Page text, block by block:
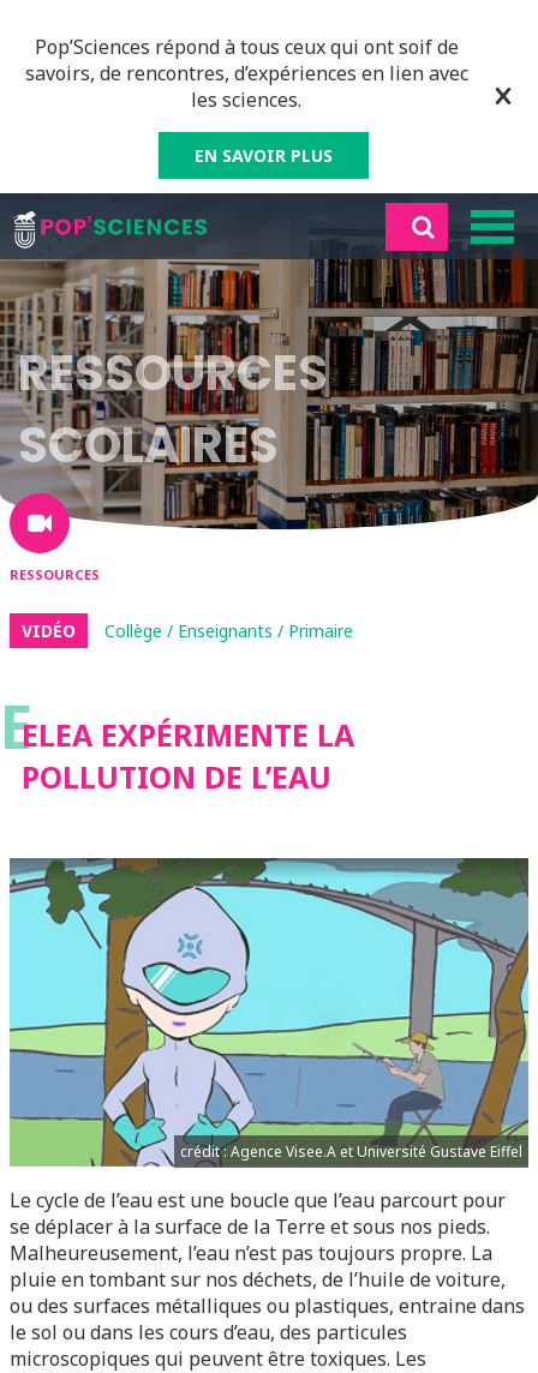
Pop’Sciences répond à tous ceux qui ont soif de
savoirs, de rencontres, d’expériences en lien avec
les sciences.
EN SAVOIR PLUS
RESSOURCES
SCOLAIRES
RESSOURCES
VIDÉO Collège / Enseignants / Primaire
EELEA EXPÉRIMENTE LA
POLLUTION DE L’EAU
crédit : Agence Visee.A et Université Gustave Eiffel
Le cycle de l’eau est une boucle que l’eau parcourt pour
se déplacer à la surface de la Terre et sous nos pieds.
Malheureusement, l’eau n’est pas toujours propre. La
pluie en tombant sur nos déchets, de l’huile de voiture,
ou des surfaces métalliques ou plastiques, entraine dans
le sol ou dans les cours d’eau, des particules
microscopiques qui peuvent être toxiques. Les